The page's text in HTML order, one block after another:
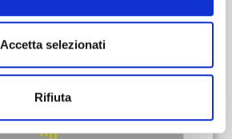
Accetta selezionati
Rifiuta